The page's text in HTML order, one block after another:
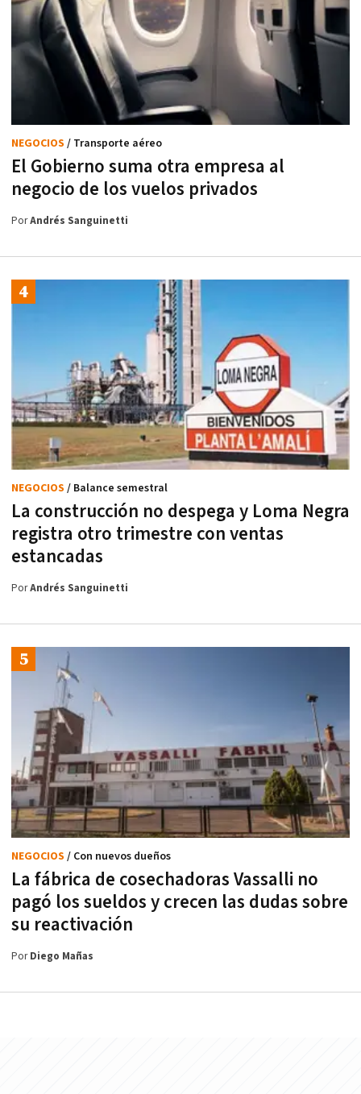
El Gobierno suma otra empresa al
negocio de los vuelos privados
NEGOCIOS / Transporte aéreo
PorAndrés Sanguinetti
La construcción no despega y Loma Negra
registra otro trimestre con ventas
estancadas
NEGOCIOS / Balance semestral
PorAndrés Sanguinetti
La fábrica de cosechadoras Vassalli no
pagó los sueldos y crecen las dudas sobre
su reactivación
NEGOCIOS / Con nuevos dueños
PorDiego Mañas